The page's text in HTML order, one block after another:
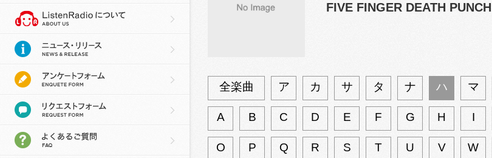
FIVE FINGER DEATH PUNCH
全楽曲 ア カ サ タ ナ ハ マ
A B C D E F G H I
O P Q R S T U V W